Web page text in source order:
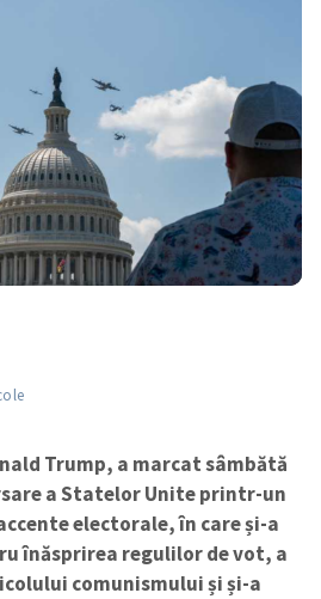
Trump, a marcat sâmbătă
a Statelor Unite printr-un
electorale, în care și-a
înăsprirea regulilor de vot, a
comunismului și și-a